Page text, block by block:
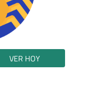
VER HOY